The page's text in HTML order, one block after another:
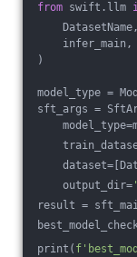
from swift.llm
DatasetName,
infer_main,
)
model_type =
sft_args =
output_dir=
result =
print(